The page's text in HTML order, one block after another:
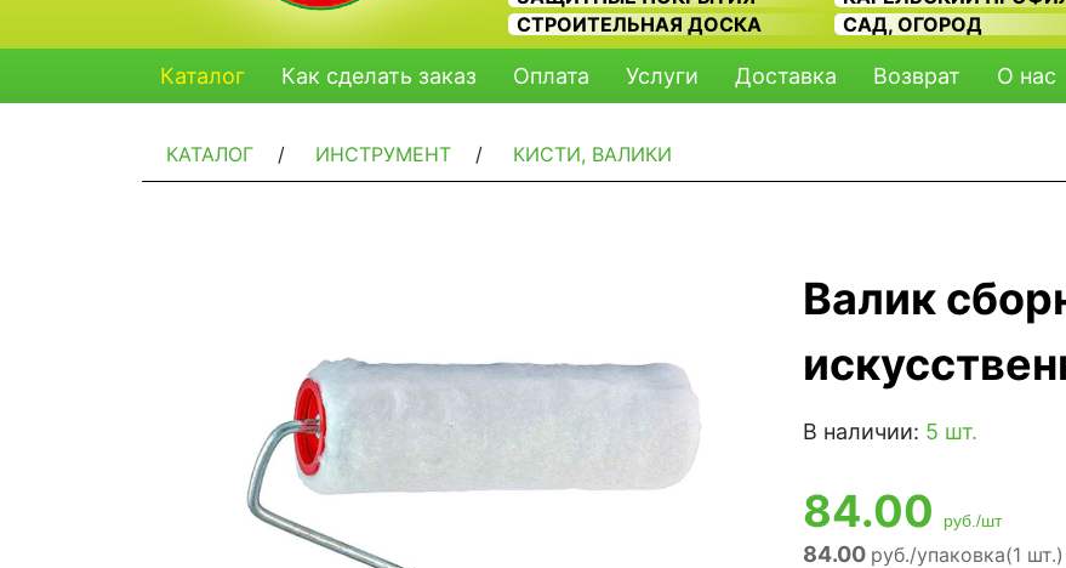
СТРОИТЕЛЬНАЯ ДОСКА
САД, ОГОРОД
Каталог Как сделать заказ Оплата Услуги Доставка Возврат О нас
КАТАЛОГ / ИНСТРУМЕНТ / КИСТИ, ВАЛИКИ
Валик
В наличии: 5 шт.
84.00 руб./шт
84.00 руб./упаковка(1 шт.)